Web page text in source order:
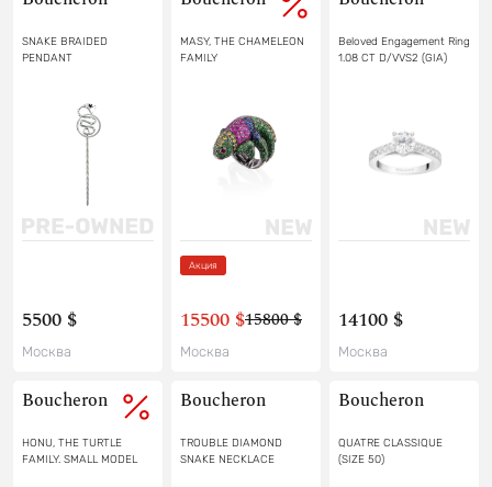
SNAKE BRAIDED
PENDANT
5500 $
Москва
MASY, THE CHAMELEON
FAMILY
Акция
15500 $15800 $
Москва
Beloved Engagement Ring
1.08 CT D/VVS2 (GIA)
14100 $
Москва
Boucheron
HONU, THE TURTLE
FAMILY. SMALL MODEL
Boucheron
TROUBLE DIAMOND
SNAKE NECKLACE
Boucheron
QUATRE CLASSIQUE
(SIZE 50)